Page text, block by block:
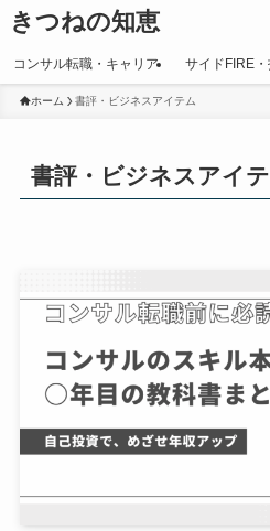
きつねの知恵
コンサル転職・キャリア サイドFIRE
ホーム 書評・ビジネスアイテム
書評・ビジネスアイ